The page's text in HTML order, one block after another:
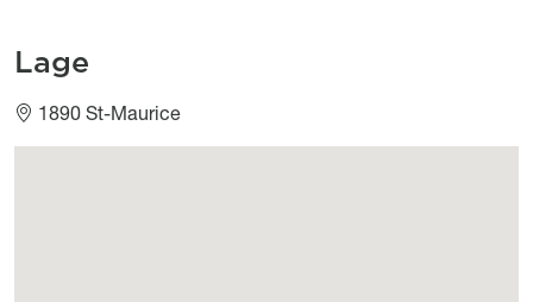
Lage
1890 St-Maurice